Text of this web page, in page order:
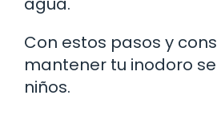
Con estos pasos y
mantener tu inodoro
niños.